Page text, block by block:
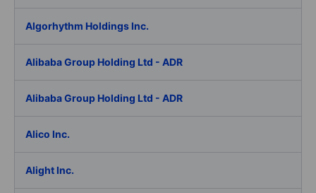
Algorhythm Holdings Inc.
Alibaba Group Holding Ltd - ADR
Alibaba Group Holding Ltd - ADR
Alico Inc.
Alight Inc.